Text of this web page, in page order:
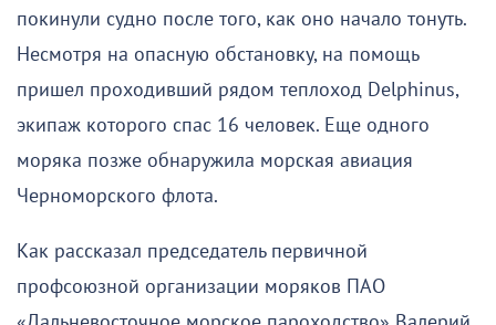
покинули судно после того, как оно начало тонуть.
Несмотря на опасную обстановку, на помощь
пришел проходивший рядом теплоход Delphinus,
экипаж которого спас 16 человек. Еще одного
моряка позже обнаружила морская авиация
Черноморского флота.
Как рассказал председатель первичной
профсоюзной организации моряков ПАО